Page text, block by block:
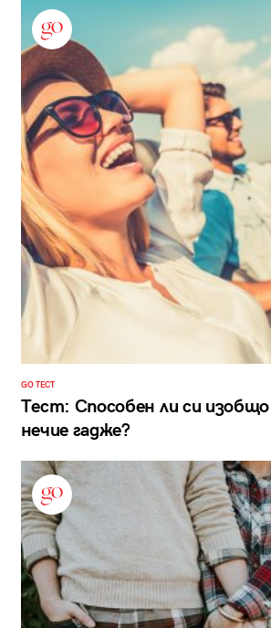
GO ТЕСТ
Тест: Способен ли си
нечие гадже?